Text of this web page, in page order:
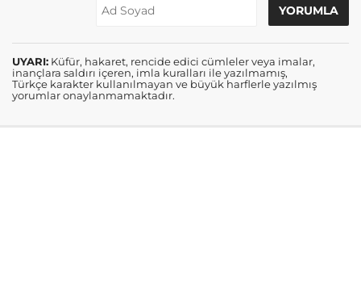
UYARI: Küfür, hakaret, rencide edici cümleler veya imalar,
inançlara saldırı içeren, imla kuralları ile yazılmamış,
Türkçe karakter kullanılmayan ve büyük harflerle yazılmış
yorumlar onaylanmamaktadır.